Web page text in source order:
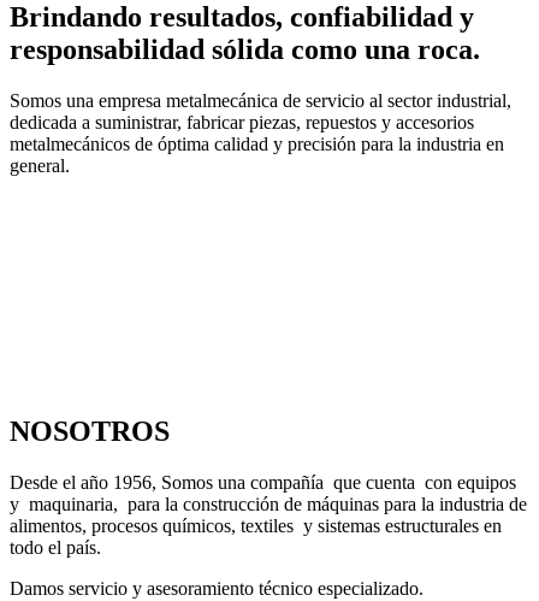
Brindando resultados, confiabilidad y
responsabilidad sólida como una roca.
Somos una empresa metalmecánica de servicio al sector industrial,
dedicada a suministrar, fabricar piezas, repuestos y accesorios
metalmecánicos de óptima calidad y precisión para la industria en
general.
NOSOTROS
Desde el año 1956, Somos una compañía que cuenta con equipos
y maquinaria, para la construcción de máquinas para la industria de
alimentos, procesos químicos, textiles y sistemas estructurales en
todo el país.
Damos servicio y asesoramiento técnico especializado.